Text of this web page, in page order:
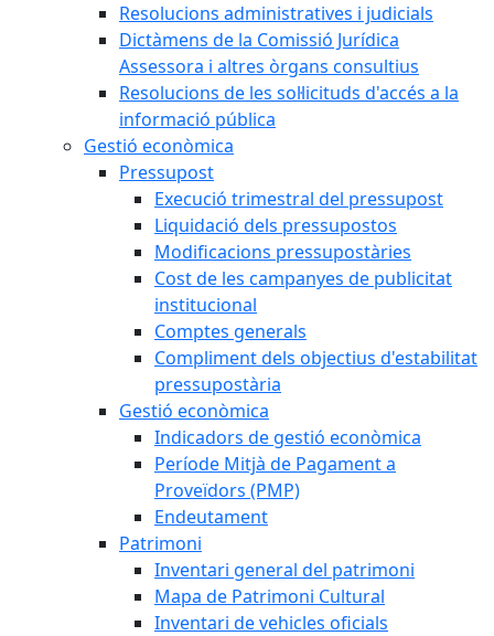
Resolucions administratives i judicials
Dictàmens de la Comissió Jurídica
Assessora i altres òrgans consultius
Resolucions de les sol·licituds d'accés a la
informació pública
Gestió econòmica
Pressupost
Execució trimestral del pressupost
Liquidació dels pressupostos
Modificacions pressupostàries
Cost de les campanyes de publicitat
institucional
Comptes generals
Compliment dels objectius d'estabilitat
pressupostària
Gestió econòmica
Indicadors de gestió econòmica
Període Mitjà de Pagament a
Proveïdors (PMP)
Endeutament
Patrimoni
Inventari general del patrimoni
Mapa de Patrimoni Cultural
Inventari de vehicles oficials